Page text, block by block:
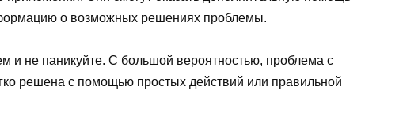
о возможных решениях проблемы.
и не паникуйте. С большой вероятностью, проблема с
решена с помощью простых действий или правильной